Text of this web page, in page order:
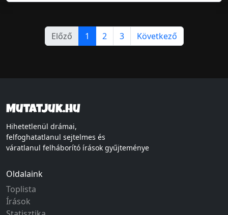
Előző 1 2 3 Következő
Mutatjuk.hu
Hihetetlenül drámai,
felfoghatatlanul sejtelmes és
váratlanul felháborító írások gyűjteménye
Oldalaink
Toplista
Írások